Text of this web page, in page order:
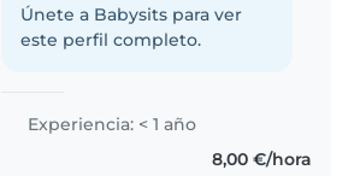
formadores de maestros y busca
como niñero ayudar con todo lo
Únete a Babysits para ver
este perfil completo.
Experiencia: < 1 año
8,00 €/hora